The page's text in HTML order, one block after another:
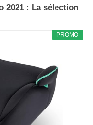
2021 : La sélection
PROMO